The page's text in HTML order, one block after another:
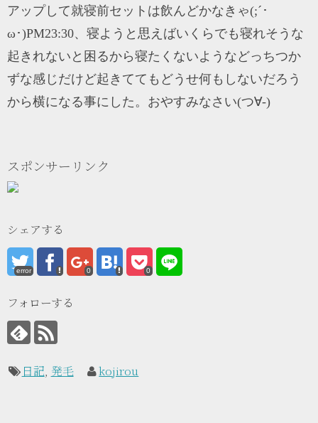
アップして就寝前セットは飲んどかなきゃ(;´･
ω･)PM23:30、寝ようと思えばいくらでも寝れそうな
起きれないと困るから寝たくないようなどっちつか
ずな感じだけど起きててもどうせ何もしないだろう
から横になる事にした。おやすみなさい(つ∀-)
スポンサーリンク
シェアする
error 0 0
フォローする
日記, 発毛 kojirou